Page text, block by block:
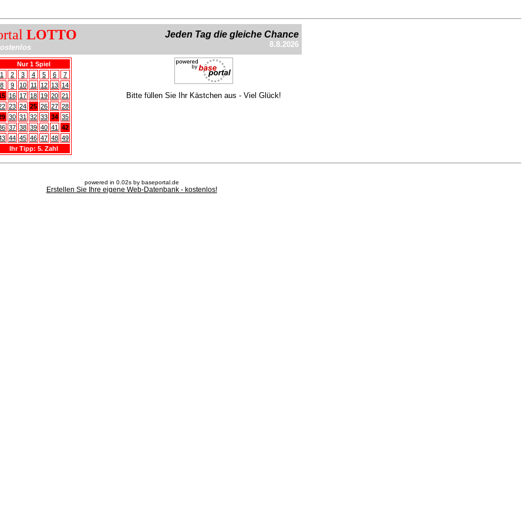
LOTTO Jeden Tag die gleiche Chance
8.8.2026
Nur 1 Spiel
1
2 3 4 5 6
7
8
9 10 11 12 13 14
16 17 18 19 20 21
23 24 25 26 27 28
30 31 32 33 34 35
37 38 39 40 41
42
44 45 46 47 48 49
Ihr Tipp: 5. Zahl
Bitte füllen Sie Ihr Kästchen aus - Viel Glück!
powered in 0.02s by baseportal.de
Erstellen Sie Ihre eigene Web-Datenbank - kostenlos!